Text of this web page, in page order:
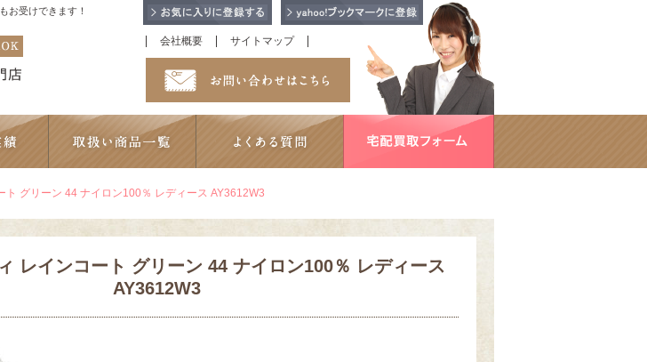
お受けできます！
会社概要 サイトマップ
ト グリーン 44 ナイロン100％ レディース AY3612W3
レインコート グリーン 44 ナイロン100％ レディース
AY3612W3